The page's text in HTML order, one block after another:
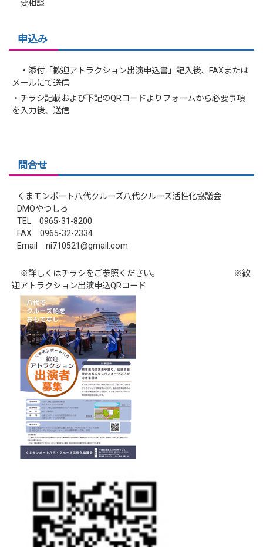
要相談
申込み
・添付「歓迎アトラクション出演申込書」記入後、FAXまたは
メールにて送信
・チラシ記載および下記のQRコードよりフォームから必要事項
を入力後、送信
問合せ
くまモンポート八代クルーズ八代クルーズ活性化協議会
DMOやつしろ
TEL 0965-31-8200
FAX 0965-32-2334
Email ni710521@gmail.com
※詳しくはチラシをご参照ください。 ※歓
迎アトラクション出演申込QRコード